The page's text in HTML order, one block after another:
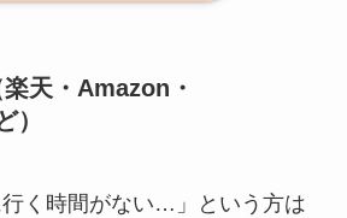
天・Amazon・
）
行く時間がない…」という方は